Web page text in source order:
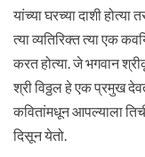
यांच्या घरच्या दाशी
त्या व्यतिरिक्त त्या एक
करत होत्या. जे भगवान
श्री विठ्ठल हे एक प्रमुख
कवितांमधून आपल्याला
दिसून येतो.